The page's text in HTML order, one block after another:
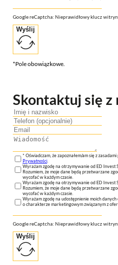
Google reCaptcha: Nieprawidłowy klucz
Wyślij
*Pole obowiązkowe.
Skontaktuj się z
* Oświadczam, że zapoznałem/am się z
Prywatności.
Wyrażam zgodę na otrzymywanie od ED
Rozumiem, że moje dane będą przetwarzane
wycofać w każdym czasie.
Wyrażam zgodę na otrzymywanie od ED
Rozumiem, że moje dane będą przetwarzane
wycofać w każdym czasie.
Wyrażam zgodę na udostępnienie moich danych
o charakterze marketingowym związanym z
Google reCaptcha: Nieprawidłowy klucz
Wyślij